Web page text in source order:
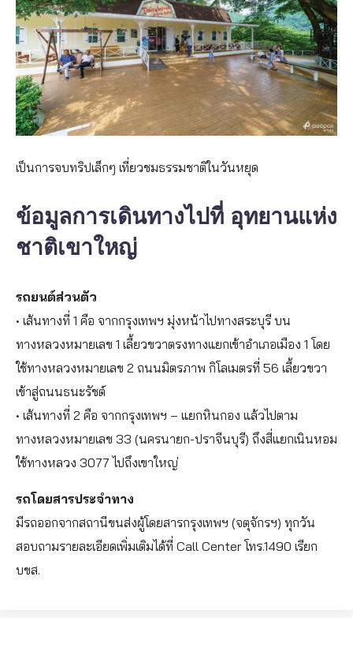
เป็นการจบทริปเล็กๆ เที่ยวชมธรรมชาติในวันหยุด
ข้อมูลการเดินทางไปที่ อุทยานแห่ง
ชาติเขาใหญ่
รถยนต์ส่วนตัว
• เส้นทางที่ 1 คือ จากกรุงเทพฯ มุ่งหน้าไปทางสระบุรี บน
ทางหลวงหมายเลข 1 เลี้ยวขวาตรงทางแยกเข้าอำเภอเมือง 1 โดย
ใช้ทางหลวงหมายเลข 2 ถนนมิตรภาพ กิโลเมตรที่ 56 เลี้ยวขวา
เข้าสู่ถนนธนะรัชต์
• เส้นทางที่ 2 คือ จากกรุงเทพฯ – แยกหินกอง แล้วไปตาม
ทางหลวงหมายเลข 33 (นครนายก-ปราจีนบุรี) ถึงสี่แยกเนินหอม
ใช้ทางหลวง 3077 ไปถึงเขาใหญ่
รถโดยสารประจำทาง
มีรถออกจากสถานีขนส่งผู้โดยสารกรุงเทพฯ (จตุจักรฯ) ทุกวัน
สอบถามรายละเอียดเพิ่มเติมได้ที่ Call Center โทร.1490 เรียก
บขส.